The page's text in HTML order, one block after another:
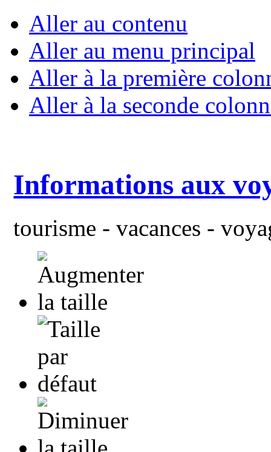
Aller au contenu
Aller au menu principal
Aller à la première
Aller à la seconde
Informations aux
tourisme - vacances -